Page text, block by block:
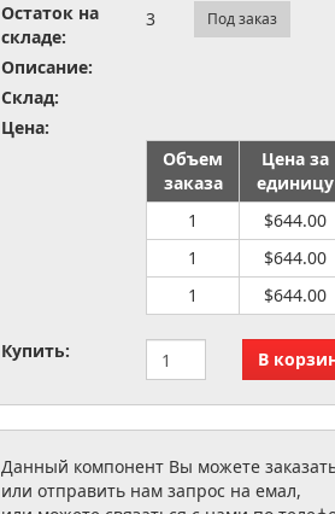
Остаток на
складе:
3 Под заказ
Описание:
Склад:
Цена:
Объем
заказа
Цена за
единицу
1
$644.00
1
$644.00
1
$644.00
Купить:
Данный компонент Вы можете
или отправить нам запрос на емал,